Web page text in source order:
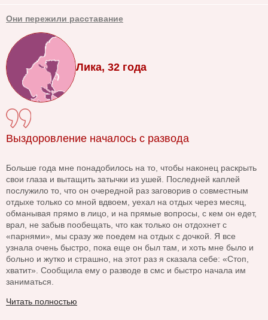
Они пережили расставание
Лика, 32 года
Выздоровление началось с развода
Больше года мне понадобилось на то, чтобы наконец раскрыть
свои глаза и вытащить затычки из ушей. Последней каплей
послужило то, что он очередной раз заговорив о совместным
отдыхе только со мной вдвоем, уехал на отдых через месяц,
обманывая прямо в лицо, и на прямые вопросы, с кем он едет,
врал, не забыв пообещать, что как только он отдохнет с
«парнями», мы сразу же поедем на отдых с дочкой. Я все
узнала очень быстро, пока еще он был там, и хоть мне было и
больно и жутко и страшно, на этот раз я сказала себе: «Стоп,
хватит». Сообщила ему о разводе в смс и быстро начала им
заниматься.
Читать полностью